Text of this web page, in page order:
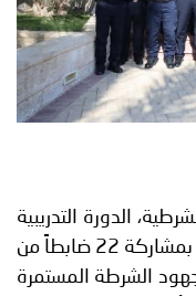
الدورة التدريبية
الرابعة لمدراء مراكز الشرطة ونوابهم، بمشاركة 22 ضابطاً من
الشرطة المستمرة